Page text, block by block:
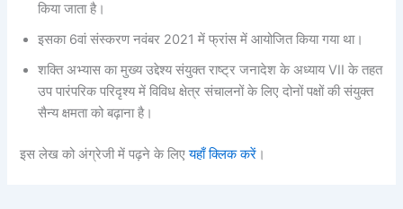
किया जाता है।
इसका 6वां संस्करण नवंबर 2021 में फ्रांस में आयोजित किया गया था।
शक्ति अभ्यास का मुख्‍य उद्देश्य संयुक्त राष्ट्र जनादेश के अध्याय VII के तहत
उप पारंपरिक परिदृश्य में विविध क्षेत्र संचालनों के लिए दोनों पक्षों की संयुक्त
सैन्य क्षमता को बढ़ाना है।
इस लेख को अंग्रेजी में पढ़ने के लिएयहाँ क्लिक करें ।